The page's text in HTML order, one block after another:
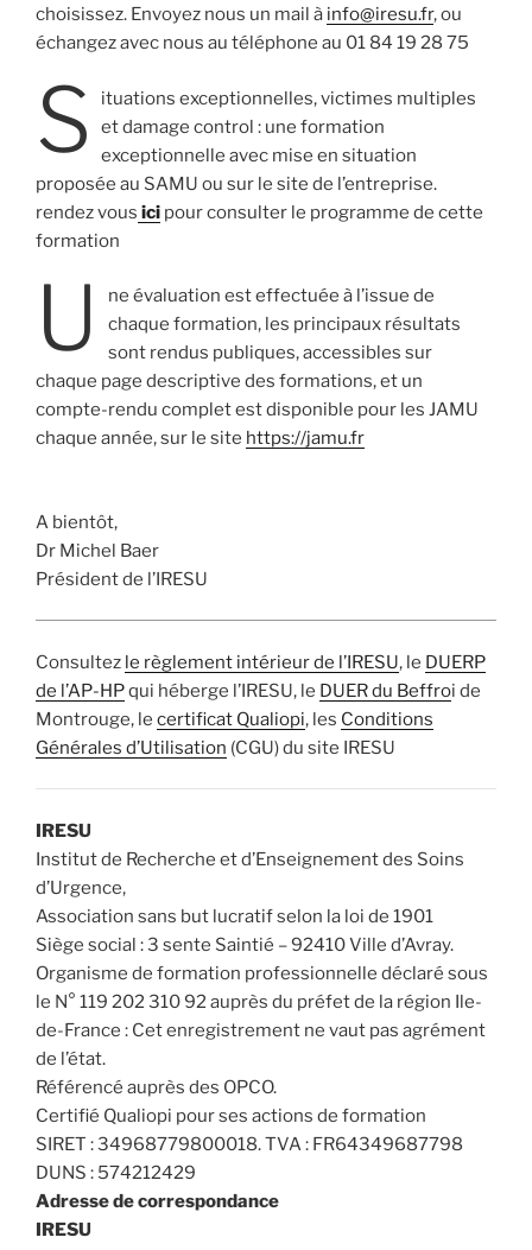
choisissez. Envoyez nous un mail à info@iresu.fr, ou
échangez avec nous au téléphone au 01 84 19 28 75
S
ituations exceptionnelles, victimes multiples
et damage control : une formation
exceptionnelle avec mise en situation
proposée au SAMU ou sur le site de l’entreprise.
rendez vous ici pour consulter le programme de cette
formation
U
ne évaluation est effectuée à l’issue de
chaque formation, les principaux résultats
sont rendus publiques, accessibles sur
chaque page descriptive des formations, et un
compte-rendu complet est disponible pour les JAMU
chaque année, sur le site https://jamu.fr
A bientôt,
Dr Michel Baer
Président de l’IRESU
Consultez le règlement intérieur de l’IRESU, le DUERP
de l’AP-HPqui héberge l’IRESU, le DUER du Beffroi de
Montrouge, le certificat Qualiopi, les Conditions
Générales d’Utilisation (CGU) du site IRESU
IRESU
Institut de Recherche et d’Enseignement des Soins
d’Urgence,
Association sans but lucratif selon la loi de 1901
Siège social : 3 sente Saintié – 92410 Ville d’Avray.
Organisme de formation professionnelle déclaré sous
le N° 119 202 310 92 auprès du préfet de la région Ile-
de-France : Cet enregistrement ne vaut pas agrément
de l’état.
Référencé auprès des OPCO.
Certifié Qualiopi pour ses actions de formation
SIRET : 34968779800018. TVA : FR64349687798
DUNS : 574212429
Adresse de correspondance
IRESU